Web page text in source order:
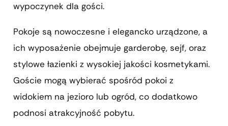
wypoczynek dla gości.
Pokoje są nowoczesne i elegancko urządzone, a
ich wyposażenie obejmuje garderobę, sejf, oraz
stylowe łazienki z wysokiej jakości kosmetykami.
Goście mogą wybierać spośród pokoi z
widokiem na jezioro lub ogród, co dodatkowo
podnosi atrakcyjność pobytu.